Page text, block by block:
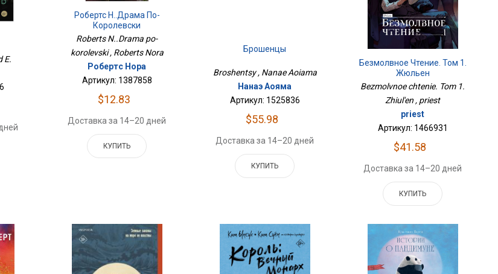
E.
Робертс Н..Драма По-
Королевски
Roberts N..Drama po-
korolevski , Roberts Nora
Робертс Нора
Артикул: 1387858
$12.83
Доставка за 14–20 дней
КУПИТЬ
Брошенцы
Broshentsy , Nanae Aoiama
Нанаэ Аояма
Артикул: 1525836
$55.98
Доставка за 14–20 дней
КУПИТЬ
Безмолвное Чтение. Том 1.
Жюльен
Bezmolvnoe chtenie. Tom 1.
Zhiul'en , priest
priest
Артикул: 1466931
$41.58
Доставка за 14–20 дней
КУПИТЬ